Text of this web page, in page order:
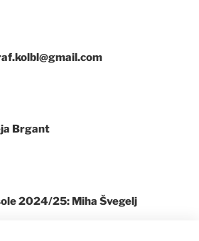
Brgant
2024/25: Miha Švegelj